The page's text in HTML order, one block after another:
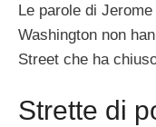
Le parole di
Washington non
Street che ha
Strette di